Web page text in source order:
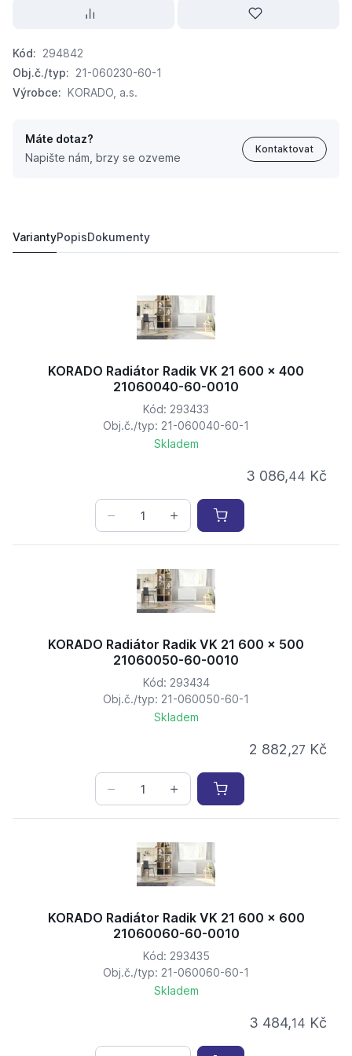
Kód: 294842
Obj.č./typ: 21-060230-60-1
Výrobce: KORADO, a.s.
Máte dotaz?
Napište nám, brzy se ozveme
Kontaktovat
VariantyPopisDokumenty
KORADO Radiátor Radik VK 21 600 x 400
21060040-60-0010
Kód: 293433
Obj.č./typ: 21-060040-60-1
Skladem
3 086,44 Kč
KORADO Radiátor Radik VK 21 600 x 500
21060050-60-0010
Kód: 293434
Obj.č./typ: 21-060050-60-1
Skladem
2 882,27 Kč
KORADO Radiátor Radik VK 21 600 x 600
21060060-60-0010
Kód: 293435
Obj.č./typ: 21-060060-60-1
Skladem
3 484,14 Kč